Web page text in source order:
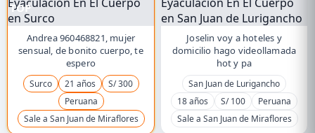
TOP
Andrea 960468821, mujer
sensual, de bonito cuerpo, te
espero
Surco 21 años
S/ 300
Peruana
Sale a San Juan de Miraflores
Joselin voy a hoteles y
domicilio hago videollamada
hot y pa
San Juan de Lurigancho
18 años
S/ 100
Peruana
Sale a San Juan de Miraflores